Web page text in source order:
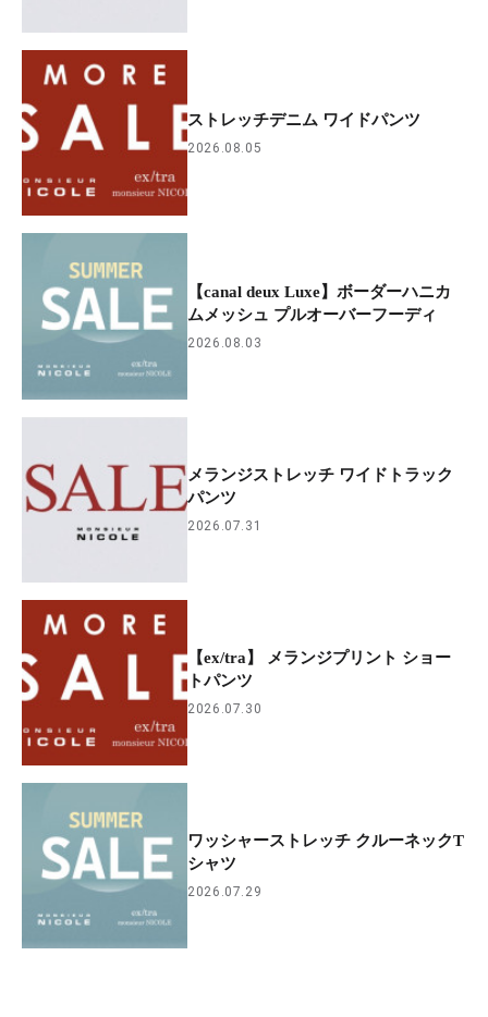
ストレッチデニム ワイドパンツ
2026.08.05
【canal deux Luxe】ボーダーハニカ
ムメッシュ プルオーバーフーディ
2026.08.03
メランジストレッチ ワイドトラック
パンツ
2026.07.31
【ex/tra】 メランジプリント ショー
トパンツ
2026.07.30
ワッシャーストレッチ クルーネックT
シャツ
2026.07.29